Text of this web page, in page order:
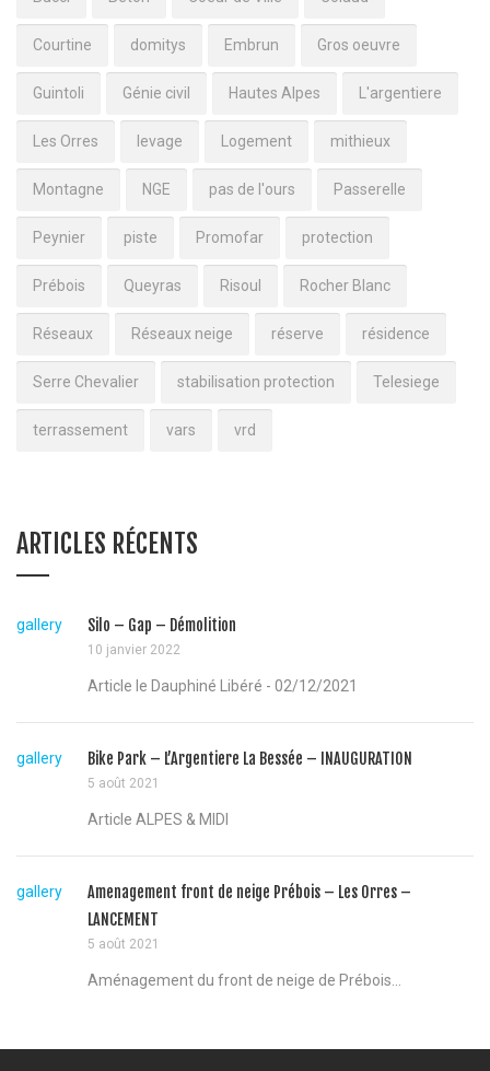
Courtine domitys Embrun Gros oeuvre
Guintoli Génie civil Hautes Alpes L'argentiere
Les Orres levage Logement mithieux
Montagne NGE pas de l'ours Passerelle
Peynier piste Promofar protection
Prébois Queyras Risoul Rocher Blanc
Réseaux Réseaux neige réserve résidence
Serre Chevalier stabilisation protection Telesiege
terrassement vars vrd
ARTICLES RÉCENTS
gallery Silo – Gap – Démolition
10 janvier 2022
Article le Dauphiné Libéré - 02/12/2021
gallery Bike Park – L’Argentiere La Bessée – INAUGURATION
5 août 2021
Article ALPES & MIDI
gallery
Amenagement front de neige Prébois – Les Orres –
LANCEMENT
5 août 2021
Aménagement du front de neige de Prébois...